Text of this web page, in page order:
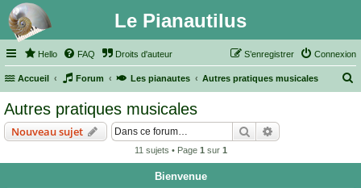
Le Pianautilus
Hello FAQ Droits d'auteur Connexion
S’enregistrer
Accueil Forum Les pianautes Autres pratiques musicales
Autres pratiques musicales
Nouveau sujet Rechercher
11 sujets • Page 1 sur 1
Bienvenue